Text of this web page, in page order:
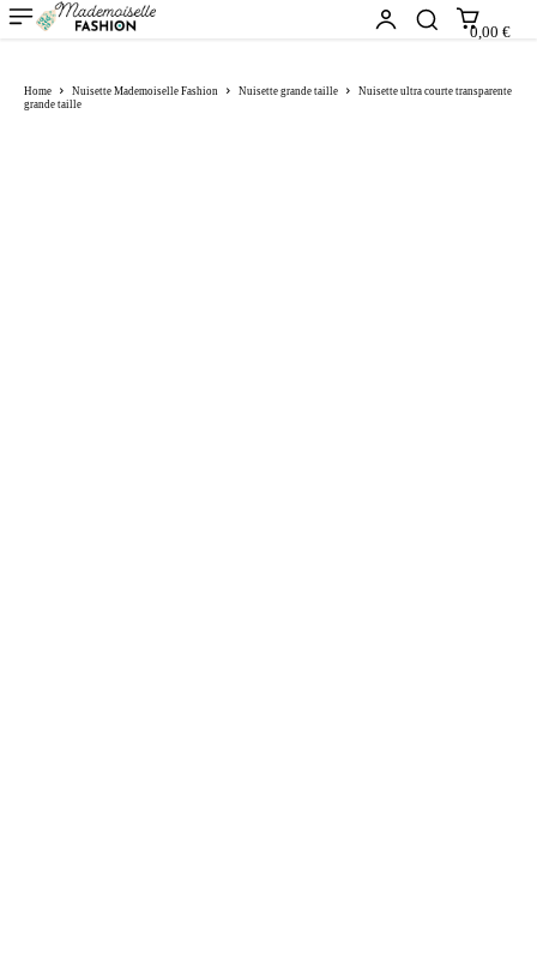
0,00 €
Home Nuisette Mademoiselle Fashion Nuisette grande taille
Nuisette ultra courte transparente
grande taille